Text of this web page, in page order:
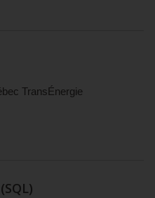
TransÉnergie